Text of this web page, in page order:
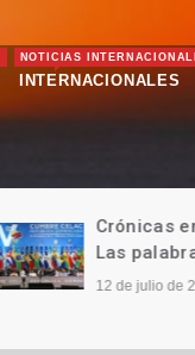
INTERNACIONALES
NOTICIAS
Crónicas en
Las palabras
12 de julio de 2026